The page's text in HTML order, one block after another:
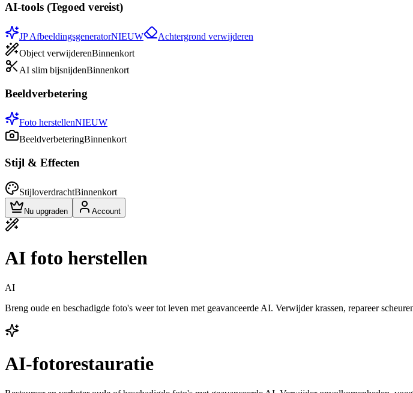
AI-tools (Tegoed vereist)
JP AfbeeldingsgeneratorNIEUW
Achtergrond verwijderen
Object verwijderenBinnenkort
AI slim bijsnijdenBinnenkort
Beeldverbetering
Foto herstellenNIEUW
BeeldverbeteringBinnenkort
Stijl & Effecten
StijloverdrachtBinnenkort
Nu upgraden Account
AI foto herstellen
AI
Breng oude en beschadigde foto's weer tot leven met geavanceerde AI. Verwijder krassen, repareer
AI-fotorestauratie